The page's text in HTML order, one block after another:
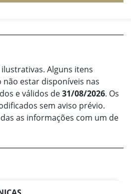
Alguns itens
estar disponíveis nas
e válidos de31/08/2026. Os
sem aviso prévio.
as informações com um de